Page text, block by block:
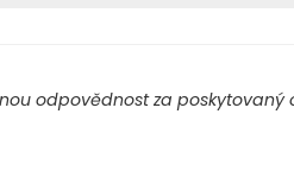
odpovědnost za